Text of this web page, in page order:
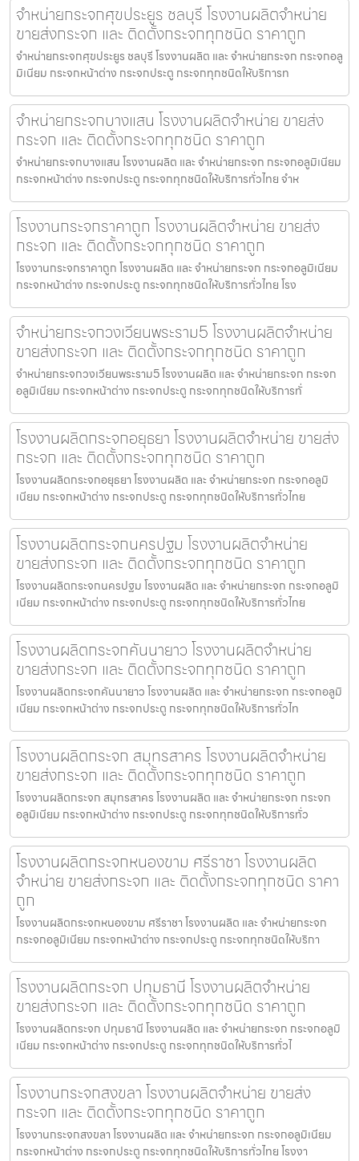
จำหน่ายกระจกศุขประยูร ชลบุรี โรงงานผลิตจำหน่าย
ขายส่งกระจก และ ติดตั้งกระจกทุกชนิด ราคาถูก
จำหน่ายกระจกศุขประยูร ชลบุรี โรงงานผลิต และ จำหน่ายกระจก กระจกอลู
มิเนียม กระจกหน้าต่าง กระจกประตู กระจกทุกชนิดให้บริการท
จำหน่ายกระจกบางแสน โรงงานผลิตจำหน่าย ขายส่ง
กระจก และ ติดตั้งกระจกทุกชนิด ราคาถูก
จำหน่ายกระจกบางแสน โรงงานผลิต และ จำหน่ายกระจก กระจกอลูมิเนียม
กระจกหน้าต่าง กระจกประตู กระจกทุกชนิดให้บริการทั่วไทย จำห
โรงงานกระจกราคาถูก โรงงานผลิตจำหน่าย ขายส่ง
กระจก และ ติดตั้งกระจกทุกชนิด ราคาถูก
โรงงานกระจกราคาถูก โรงงานผลิต และ จำหน่ายกระจก กระจกอลูมิเนียม
กระจกหน้าต่าง กระจกประตู กระจกทุกชนิดให้บริการทั่วไทย โรง
จำหน่ายกระจกวงเวียนพระราม5 โรงงานผลิตจำหน่าย
ขายส่งกระจก และ ติดตั้งกระจกทุกชนิด ราคาถูก
จำหน่ายกระจกวงเวียนพระราม5 โรงงานผลิต และ จำหน่ายกระจก กระจก
อลูมิเนียม กระจกหน้าต่าง กระจกประตู กระจกทุกชนิดให้บริการทั่
โรงงานผลิตกระจกอยุธยา โรงงานผลิตจำหน่าย ขายส่ง
กระจก และ ติดตั้งกระจกทุกชนิด ราคาถูก
โรงงานผลิตกระจกอยุธยา โรงงานผลิต และ จำหน่ายกระจก กระจกอลูมิ
เนียม กระจกหน้าต่าง กระจกประตู กระจกทุกชนิดให้บริการทั่วไทย
โรงงานผลิตกระจกนครปฐม โรงงานผลิตจำหน่าย
ขายส่งกระจก และ ติดตั้งกระจกทุกชนิด ราคาถูก
โรงงานผลิตกระจกนครปฐม โรงงานผลิต และ จำหน่ายกระจก กระจกอลูมิ
เนียม กระจกหน้าต่าง กระจกประตู กระจกทุกชนิดให้บริการทั่วไทย
โรงงานผลิตกระจกคันนายาว โรงงานผลิตจำหน่าย
ขายส่งกระจก และ ติดตั้งกระจกทุกชนิด ราคาถูก
โรงงานผลิตกระจกคันนายาว โรงงานผลิต และ จำหน่ายกระจก กระจกอลูมิ
เนียม กระจกหน้าต่าง กระจกประตู กระจกทุกชนิดให้บริการทั่วไท
โรงงานผลิตกระจก สมุทรสาคร โรงงานผลิตจำหน่าย
ขายส่งกระจก และ ติดตั้งกระจกทุกชนิด ราคาถูก
โรงงานผลิตกระจก สมุทรสาคร โรงงานผลิต และ จำหน่ายกระจก กระจก
อลูมิเนียม กระจกหน้าต่าง กระจกประตู กระจกทุกชนิดให้บริการทั่ว
โรงงานผลิตกระจกหนองขาม ศรีราชา โรงงานผลิต
จำหน่าย ขายส่งกระจก และ ติดตั้งกระจกทุกชนิด ราคา
ถูก
โรงงานผลิตกระจกหนองขาม ศรีราชา โรงงานผลิต และ จำหน่ายกระจก
กระจกอลูมิเนียม กระจกหน้าต่าง กระจกประตู กระจกทุกชนิดให้บริกา
โรงงานผลิตกระจก ปทุมธานี โรงงานผลิตจำหน่าย
ขายส่งกระจก และ ติดตั้งกระจกทุกชนิด ราคาถูก
โรงงานผลิตกระจก ปทุมธานี โรงงานผลิต และ จำหน่ายกระจก กระจกอลูมิ
เนียม กระจกหน้าต่าง กระจกประตู กระจกทุกชนิดให้บริการทั่วไ
โรงงานกระจกสงขลา โรงงานผลิตจำหน่าย ขายส่ง
กระจก และ ติดตั้งกระจกทุกชนิด ราคาถูก
โรงงานกระจกสงขลา โรงงานผลิต และ จำหน่ายกระจก กระจกอลูมิเนียม
กระจกหน้าต่าง กระจกประตู กระจกทุกชนิดให้บริการทั่วไทย โรงงา